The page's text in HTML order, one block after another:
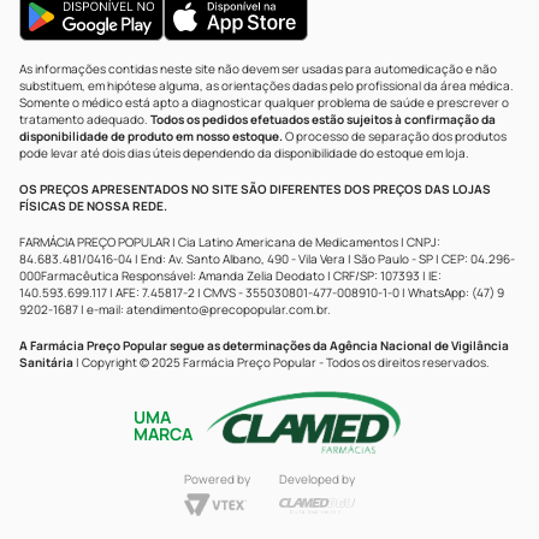
As informações contidas neste site não devem ser usadas para automedicação e não
substituem, em hipótese alguma, as orientações dadas pelo profissional da área médica.
Somente o médico está apto a diagnosticar qualquer problema de saúde e prescrever o
tratamento adequado. Todos os pedidos efetuados estão sujeitos à confirmação da
disponibilidade de produto em nosso estoque.O processo de separação dos produtos
pode levar até dois dias úteis dependendo da disponibilidade do estoque em loja.
OS PREÇOS APRESENTADOS NO SITE SÃO DIFERENTES DOS PREÇOS DAS LOJAS
FÍSICAS DE NOSSA REDE.
FARMÁCIA PREÇO POPULAR | Cia Latino Americana de Medicamentos | CNPJ:
84.683.481/0416-04 | End: Av. Santo Albano, 490 - Vila Vera | São Paulo - SP | CEP: 04.296-
000Farmacêutica Responsável: Amanda Zelia Deodato | CRF/SP: 107393 | IE:
140.593.699.117 | AFE: 7.45817-2 | CMVS - 355030801-477-008910-1-0 | WhatsApp: (47) 9
9202-1687 | e-mail: atendimento@precopopular.com.br.
A Farmácia Preço Popular segue as determinações da Agência Nacional de Vigilância
Sanitária | Copyright © 2025 Farmácia Preço Popular - Todos os direitos reservados.
UMA
MARCA
Powered by Developed by